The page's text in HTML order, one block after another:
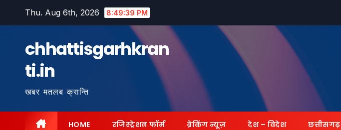
Thu. Aug 6th, 2026 8:49:40 PM
chhattisgarhkran
ti.in
खबर मतलब क्रान्ति
HOME रजिस्ट्रेशन फॉर्म ब्रेकिंग न्यूज़ देश – विदेश छत्तीसगढ़